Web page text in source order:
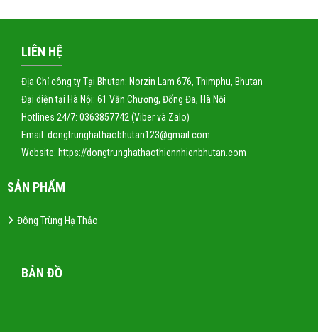
LIÊN HỆ
Địa Chỉ công ty Tại Bhutan: Norzin Lam 676, Thimphu, Bhutan
Đại diện tại Hà Nội: 61 Văn Chương, Đống Đa, Hà Nội
Hotlines 24/7: 0363857742 (Viber và Zalo)
Email: dongtrunghathaobhutan123@gmail.com
Website: https://dongtrunghathaothiennhienbhutan.com
SẢN PHẨM
Đông Trùng Hạ Thảo
BẢN ĐỒ